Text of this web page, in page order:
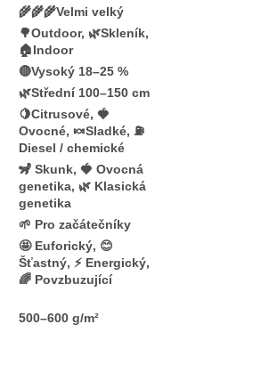
🌾🌾🌾Velmi velký
🌳Outdoor, 🌿Skleník,
🏠Indoor
🔴Vysoký 18–25 %
🌿Střední 100–150 cm
🍋Citrusové, 🍓
Ovocné, 🍬Sladké, ⛽
Diesel / chemické
🦨 Skunk, 🍓 Ovocná
genetika, 🌿 Klasická
genetika
🌱 Pro začátečníky
🤩 Euforický, 😊
Šťastný, ⚡ Energický,
🌈 Povzbuzující
500–600 g/m²